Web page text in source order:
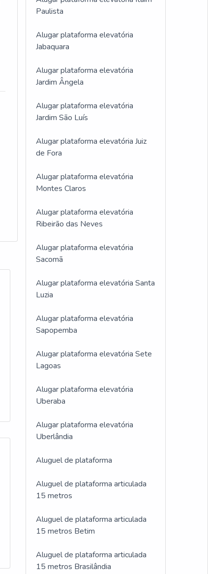
Paulista
Alugar plataforma elevatória
Jabaquara
Alugar plataforma elevatória
Jardim Ângela
Alugar plataforma elevatória
Jardim São Luís
Alugar plataforma elevatória Juiz
de Fora
Alugar plataforma elevatória
Montes Claros
Alugar plataforma elevatória
Ribeirão das Neves
Alugar plataforma elevatória
Sacomã
Alugar plataforma elevatória Santa
Luzia
Alugar plataforma elevatória
Sapopemba
Alugar plataforma elevatória Sete
Lagoas
Alugar plataforma elevatória
Uberaba
Alugar plataforma elevatória
Uberlândia
Aluguel de plataforma
Aluguel de plataforma articulada
15 metros
Aluguel de plataforma articulada
15 metros Betim
Aluguel de plataforma articulada
15 metros Brasilândia